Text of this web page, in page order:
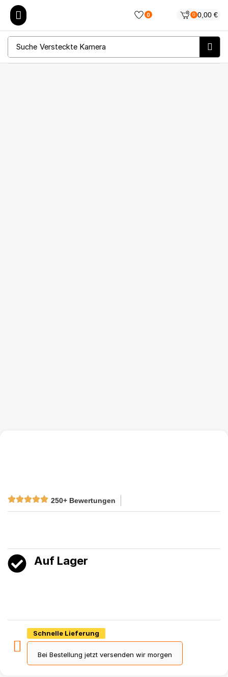
0 0 0,00 €
Suche Versteckte Kamera
250+ Bewertungen
Auf Lager
Schnelle Lieferung
Bei Bestellung jetzt versenden wir morgen